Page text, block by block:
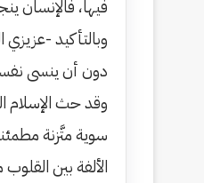
فيها، فالإنسان
وبالتأكيد -
دون أن ينسى
وقد حث الإسلام
سوية متَّزنة
الألفة بين